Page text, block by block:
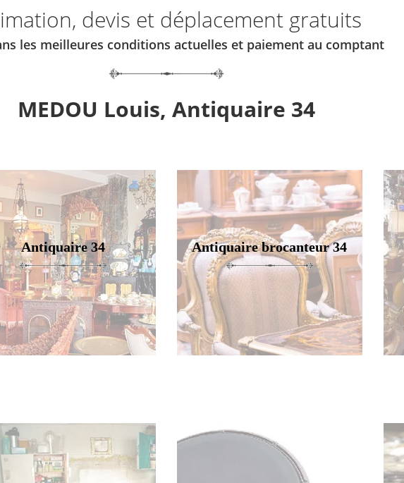
devis et déplacement gratuits
les meilleures conditions actuelles et paiement au comptant
MEDOU Louis, Antiquaire 34
Antiquaire 34 Antiquaire brocanteur 34